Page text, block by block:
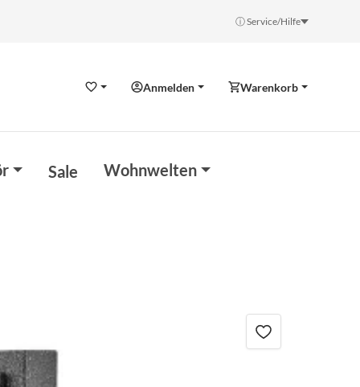
ⓘ Service/Hilfe
WunschzettelAnmelden Warenkorb
Sale Wohnwelten